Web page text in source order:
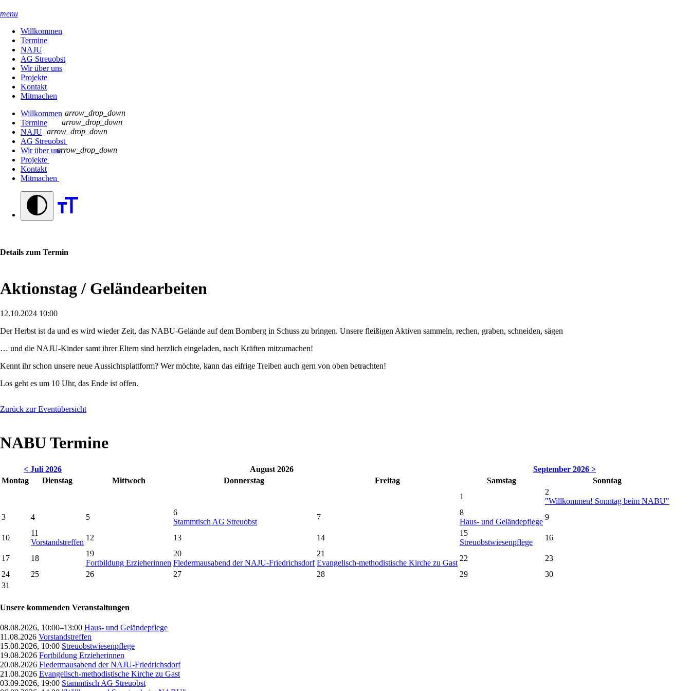
menu
Willkommen
Termine
NAJU
AG Streuobst
Wir über uns
Projekte
Kontakt
Mitmachen
Willkommen
Termine
NAJU
AG Streuobst
arrow_drop_down
Wir über uns
arrow_drop_down
Projekte
arrow_drop_down
Kontakt
Mitmachen
arrow_drop_down
Details zum Termin
Aktionstag / Geländearbeiten
12.10.2024 10:00
Der Herbst ist da und es wird wieder Zeit, das NABU-Gelände auf dem Bornberg in Schuss zu bringen. Unsere fleißigen Aktiven sammeln, rechen, graben, schneiden, sägen
… und die NAJU-Kinder samt ihrer Eltern sind herzlich eingeladen, nach Kräften mitzumachen!
Kennt ihr schon unsere neue Aussichtsplattform? Wer möchte, kann das eifrige Treiben auch gern von oben betrachten!
Los geht es um 10 Uhr, das Ende ist offen.
Zurück zur Eventübersicht
NABU Termine
< Juli 2026 August 2026
September 2026 >
Montag
Dienstag Mittwoch Donnerstag Freitag Samstag
Sonntag
1
2
"Willkommen! Sonntag beim NABU"
3
4 5
6
Stammtisch AG Streuobst
7
8
Haus- und Geländepflege
9
10
11
Vorstandstreffen
12 13 14
15
Streuobstwiesenpflege
16
17 18
19
Fortbildung Erzieherinnen
20
Fledermausabend der NAJU-Friedrichsdorf
21
Evangelisch-methodistische Kirche zu Gast
22
23
24
25 26 27 28 29
30
31
Unsere kommenden Veranstaltungen
08.08.2026, 10:00–13:00 Haus- und Geländepflege
11.08.2026 Vorstandstreffen
15.08.2026, 10:00 Streuobstwiesenpflege
19.08.2026 Fortbildung Erzieherinnen
20.08.2026 Fledermausabend der NAJU-Friedrichsdorf
21.08.2026 Evangelisch-methodistische Kirche zu Gast
03.09.2026, 19:00 Stammtisch AG Streuobst